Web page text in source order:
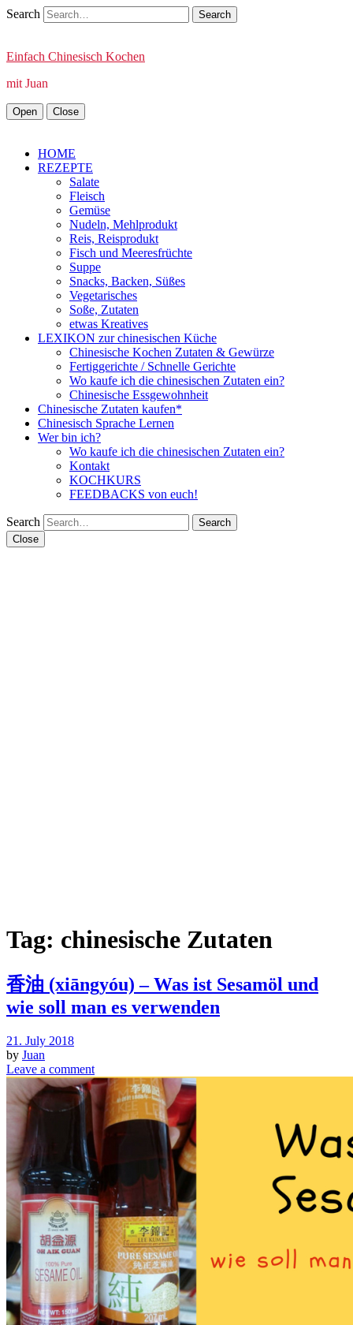
Search
Einfach Chinesisch Kochen
mit Juan
Open Close
HOME
REZEPTE
Salate
Fleisch
Gemüse
Nudeln, Mehlprodukt
Reis, Reisprodukt
Fisch und Meeresfrüchte
Suppe
Snacks, Backen, Süßes
Vegetarisches
Soße, Zutaten
etwas Kreatives
LEXIKON zur chinesischen Küche
Chinesische Kochen Zutaten & Gewürze
Fertiggerichte / Schnelle Gerichte
Wo kaufe ich die chinesischen Zutaten ein?
Chinesische Essgewohnheit
Chinesische Zutaten kaufen*
Chinesisch Sprache Lernen
Wer bin ich?
Wo kaufe ich die chinesischen Zutaten ein?
Kontakt
KOCHKURS
FEEDBACKS von euch!
Search
Close
Tag: chinesische Zutaten
香油 (xiāngyóu) – Was ist Sesamöl und
wie soll man es verwenden
21. July 2018
by Juan
Leave a comment